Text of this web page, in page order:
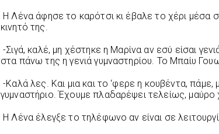
Η Λένα άφησε το καρότσι κι έβαλε το χέρι μέσα
κινητό της.
-Σιγά, καλέ, μη χέστηκε η Μαρίνα αν εσύ είσαι
στα πάνω της η γενιά γυμναστηρίου. Το Μπαίυ
-Καλά λες. Και μια και το ‘φερε η κουβέντα, πάμε,
γυμναστήριο. Έχουμε πλαδαρέψει τελείως, μαύρο
Η Λένα έλεγξε το τηλέφωνο αν είναι σε